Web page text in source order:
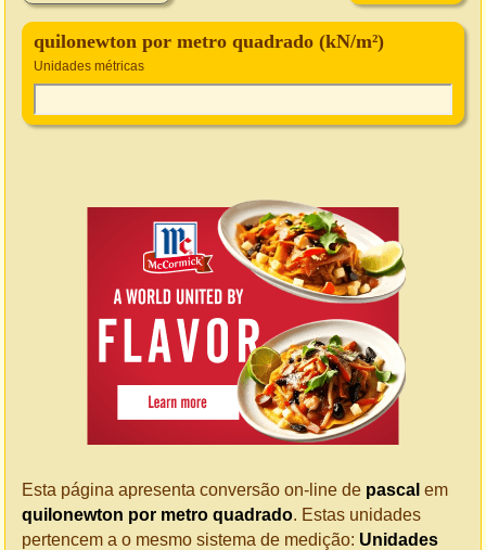
quilonewton por metro quadrado (kN/m²)
Unidades métricas
Esta página apresenta conversão on-line de pascal em
quilonewton por metro quadrado. Estas unidades
pertencem a o mesmo sistema de medição: Unidades